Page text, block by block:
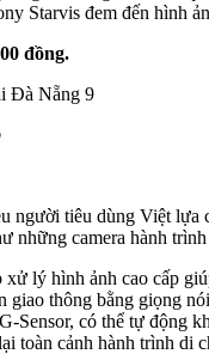
Starvis đem đến hình
đồng.
người tiêu dùng Việt
những camera hành
lý hình ảnh cao cấp
giao thông bằng giọng
Sensor, có thể tự động
toàn cảnh hành trình di